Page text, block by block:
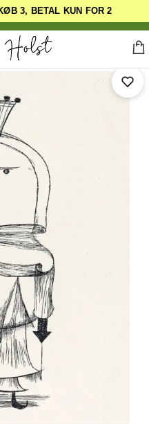
3, BETAL KUN FOR 2
DESIGNS